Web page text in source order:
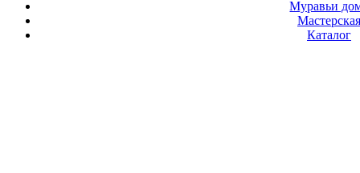
Муравьи
Мастерская
Каталог